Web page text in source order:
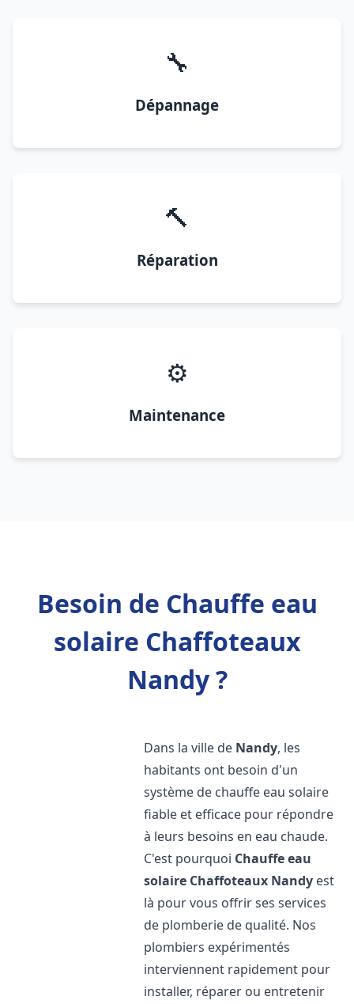
🔧
Dépannage
🔨
Réparation
⚙️
Maintenance
Besoin de Chauffe eau
solaire Chaffoteaux
Nandy ?
Dans la ville de Nandy, les
habitants ont besoin d'un
système de chauffe eau solaire
fiable et efficace pour répondre
à leurs besoins en eau chaude.
C'est pourquoi Chauffe eau
solaire Chaffoteaux Nandy est
là pour vous offrir ses services
de plomberie de qualité. Nos
plombiers expérimentés
interviennent rapidement pour
installer, réparer ou entretenir